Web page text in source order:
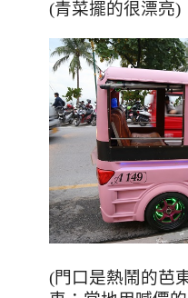
(青菜擺的很漂亮)
(門口是熱鬧的芭